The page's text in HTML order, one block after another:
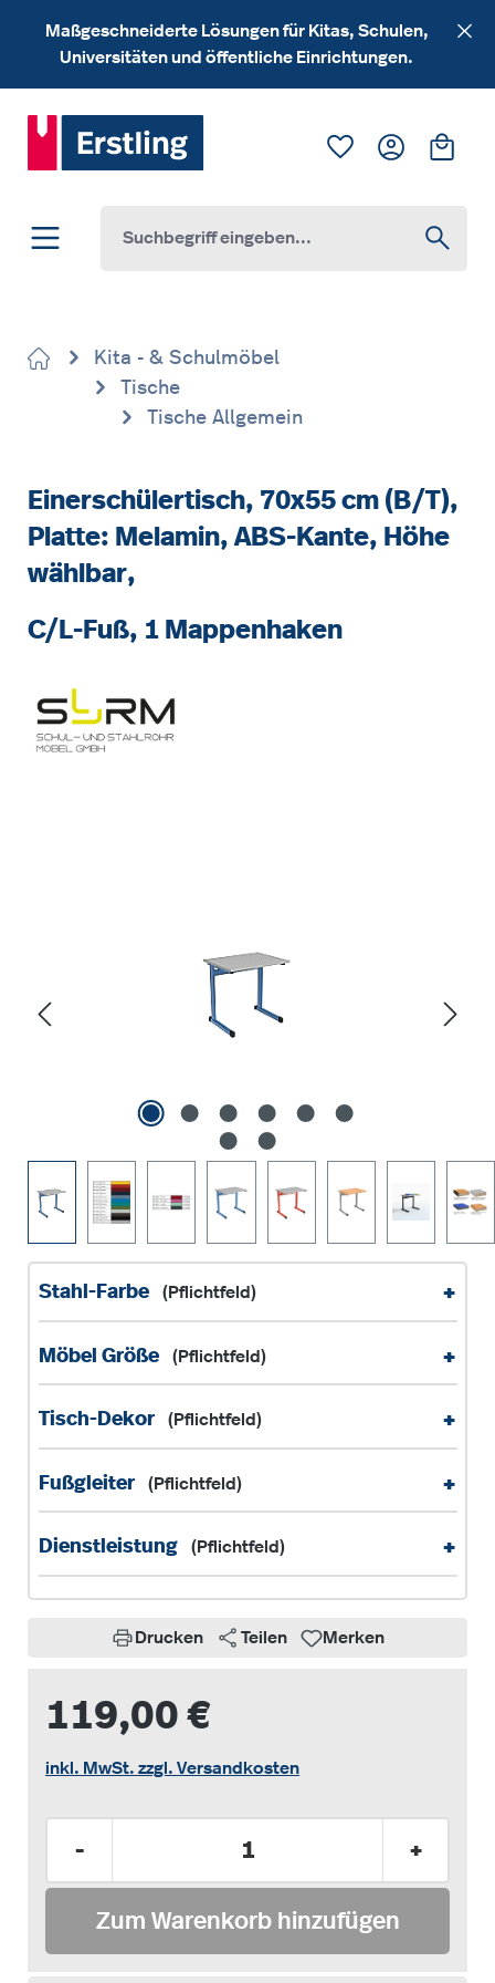
Zum Hauptinhalt springen
Maßgeschneiderte Lösungen für Kitas, Schulen,
Universitäten und öffentliche Einrichtungen.
Du hast 0
Kita - & Schulmöbel
Tische
Tische Allgemein
Einerschülertisch, 70x55 cm (B/T),
Platte: Melamin, ABS-Kante, Höhe
wählbar,
C/L-Fuß, 1 Mappenhaken
Stahl-Farbe (Pflichtfeld) +
Möbel Größe (Pflichtfeld) +
Tisch-Dekor (Pflichtfeld) +
Fußgleiter (Pflichtfeld) +
Dienstleistung (Pflichtfeld) +
Drucken Teilen Merken
119,00 €
inkl. MwSt. zzgl. Versandkosten
- +
Zum Warenkorb hinzufügen